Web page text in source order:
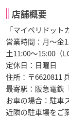
店舗概要
「マイペリドット
営業時間：月～金
土11:00～15:00（
定休日：日曜日
住所：〒6620811
最寄駅：阪急電鉄
お車の場合：駐車
近隣の駐車場をご